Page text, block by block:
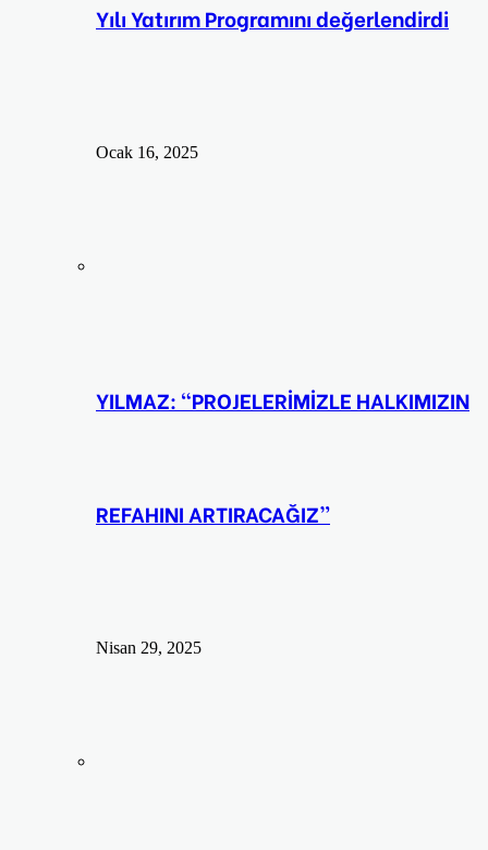
Yılı Yatırım Programını değerlendirdi
Ocak 16, 2025
YILMAZ: “PROJELERİMİZLE HALKIMIZIN
REFAHINI ARTIRACAĞIZ”
Nisan 29, 2025